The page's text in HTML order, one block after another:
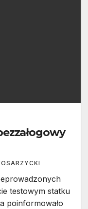
testowym statku
poinformowało